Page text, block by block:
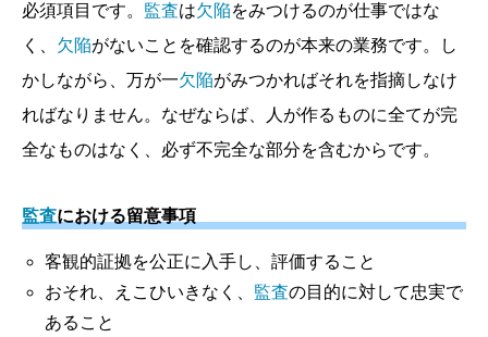
必須項目です。 監査は欠陥をみつけるのが仕事ではな
く、 欠陥がないことを確認するのが本来の業務です。し
かしながら、万が一欠陥がみつかればそれを指摘しなけ
ればなりません。なぜならば、人が作るものに全てが完
全なものはなく、必ず不完全な部分を含むからです。
監査における留意事項
客観的証拠を公正に入手し、評価すること
おそれ、えこひいきなく、 監査の目的に対して忠実で
あること